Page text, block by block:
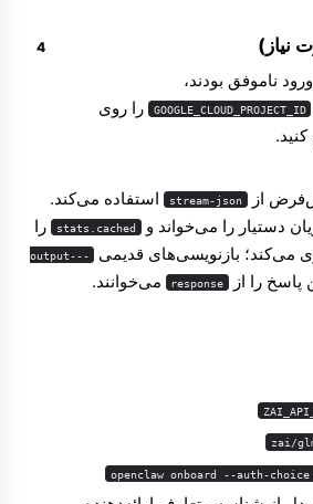
نیاز)
ناموفق بودند،
GOOGLE_CLOUD_PROJECT_ID
را روی
stream-json استفاده می‌کند.
stats.cached را
می‌کند؛ بازنویسی‌های قدیمی --output-
را از response می‌خوانند.
zai/
openclaw onboard --auth-